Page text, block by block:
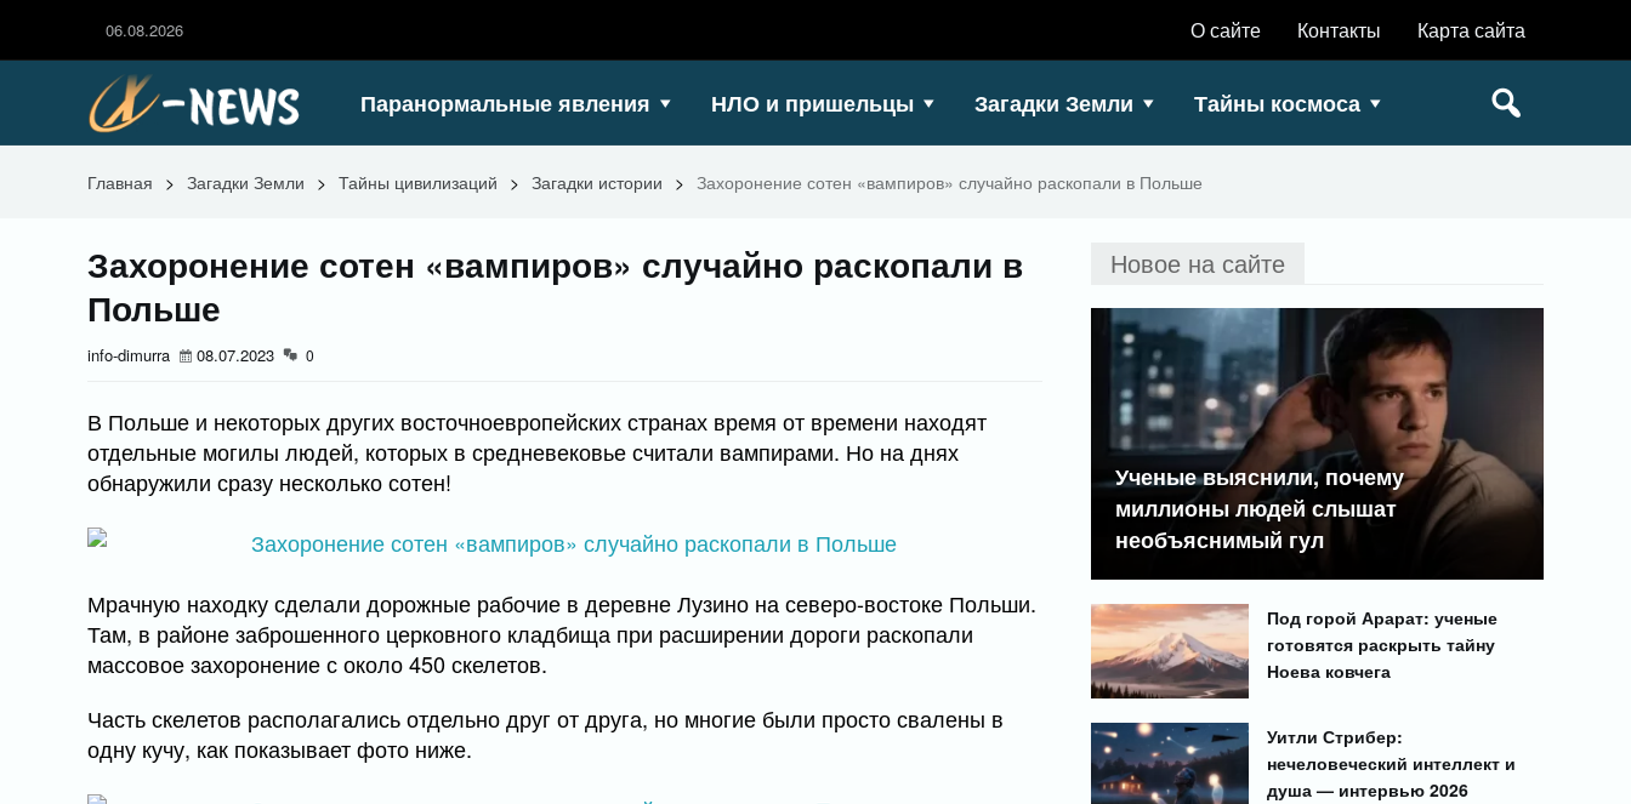
О сайте Контакты Карта сайта
06.08.2026
Паранормальные явления НЛО и пришельцы Загадки Земли Тайны космоса
Главная > Загадки Земли > Тайны цивилизаций > Загадки истории > Захоронение сотен «вампиров» случайно раскопали в Польше
Захоронение сотен «вампиров» случайно раскопали в
Польше
info-dimurra 08.07.2023 0
В Польше и некоторых других восточноевропейских странах время от времени находят
отдельные могилы людей, которых в средневековье считали вампирами. Но на днях
обнаружили сразу несколько сотен!
Мрачную находку сделали дорожные рабочие в деревне Лузино на северо-востоке Польши.
Там, в районе заброшенного церковного кладбища при расширении дороги раскопали
массовое захоронение с около 450 скелетов.
Часть скелетов располагались отдельно друг от друга, но многие были просто свалены в
одну кучу, как показывает фото ниже.
Новое на сайте
Ученые выяснили, почему
миллионы людей слышат
необъяснимый гул
Под горой Арарат: ученые
готовятся раскрыть тайну
Ноева ковчега
Уитли Стрибер:
нечеловеческий интеллект и
душа — интервью 2026